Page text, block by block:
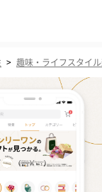
> 趣味・ライフスタイ